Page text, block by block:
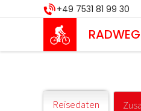
zum
+49 7531 81 99 30
RADWEG